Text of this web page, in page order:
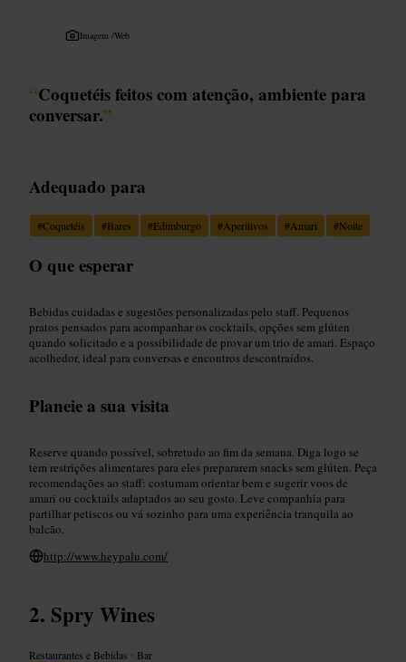
Imagem /Web
“Coquetéis feitos com atenção, ambiente para
conversar.”
Adequado para
#Coquetéis #Bares #Edimburgo #Aperitivos #Amari #Noite
O que esperar
Bebidas cuidadas e sugestões personalizadas pelo staff. Pequenos
pratos pensados para acompanhar os cocktails, opções sem glúten
quando solicitado e a possibilidade de provar um trio de amari. Espaço
acolhedor, ideal para conversas e encontros descontraídos.
Planeie a sua visita
Reserve quando possível, sobretudo ao fim da semana. Diga logo se
tem restrições alimentares para eles prepararem snacks sem glúten. Peça
recomendações ao staff: costumam orientar bem e sugerir voos de
amari ou cocktails adaptados ao seu gosto. Leve companhia para
partilhar petiscos ou vá sozinho para uma experiência tranquila ao
balcão.
http://www.heypalu.com/
Spry Wines
Restaurantes e Bebidas • Bar